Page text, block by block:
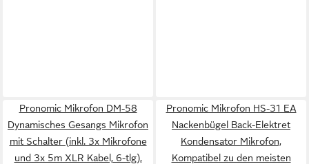
Pronomic Mikrofon DM-58
Dynamisches Gesangs Mikrofon
mit Schalter (inkl. 3x Mikrofone
und 3x 5m XLR Kabel, 6-tlg),
Pronomic Mikrofon HS-31 EA
Nackenbügel Back-Elektret
Kondensator Mikrofon,
Kompatibel zu den meisten